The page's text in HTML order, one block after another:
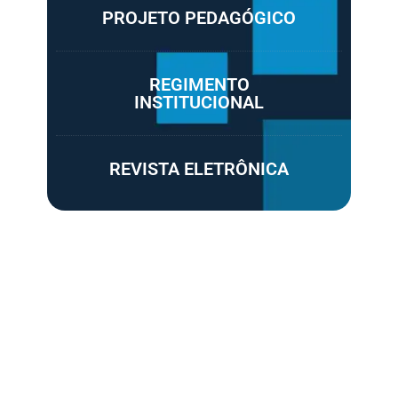
PROJETO PEDAGÓGICO
REGIMENTO
INSTITUCIONAL
REVISTA ELETRÔNICA